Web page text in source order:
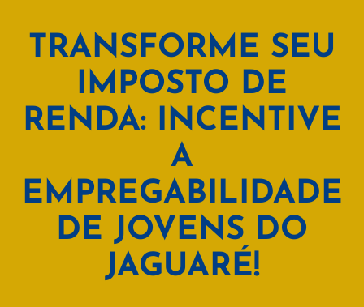
TRANSFORME SEU
IMPOSTO DE
RENDA: INCENTIVE
A
EMPREGABILIDADE
DE JOVENS DO
JAGUARÉ!